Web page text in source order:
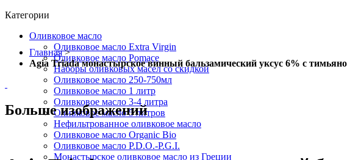
Категории
Оливковое масло
Оливковое масло Extra Virgin
Оливковое масло Pomace
Наборы оливковых масел со скидкой
Оливковое масло 250-750мл
Оливковое масло 1 литр
Оливковое масло 3-4 литра
Оливковое масло 5 литров
Нефильтрованное оливковое масло
Оливковое масло Organic Bio
Оливковое масло P.D.O.-P.G.I.
Монастырское оливковое масло из Греции
Главная >
Agia Triada монастырское винный бальзамический уксус 6% с
Больше изображений